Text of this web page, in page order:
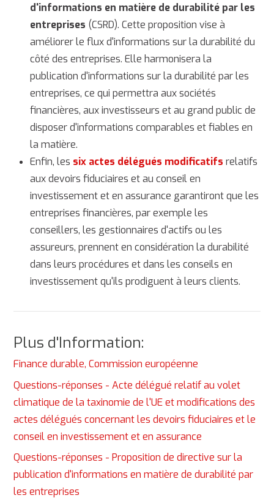
d'informations en matière de durabilité par les
entreprises (CSRD). Cette proposition vise à
améliorer le flux d'informations sur la durabilité du
côté des entreprises. Elle harmonisera la
publication d'informations sur la durabilité par les
entreprises, ce qui permettra aux sociétés
financières, aux investisseurs et au grand public de
disposer d'informations comparables et fiables en
la matière.
Enfin, les six actes délégués modificatifs relatifs
aux devoirs fiduciaires et au conseil en
investissement et en assurance garantiront que les
entreprises financières, par exemple les
conseillers, les gestionnaires d'actifs ou les
assureurs, prennent en considération la durabilité
dans leurs procédures et dans les conseils en
investissement qu'ils prodiguent à leurs clients.
Plus d'Information:
Finance durable, Commission européenne
Questions-réponses - Acte délégué relatif au volet
climatique de la taxinomie de l'UE et modifications des
actes délégués concernant les devoirs fiduciaires et le
conseil en investissement et en assurance
Questions-réponses - Proposition de directive sur la
publication d'informations en matière de durabilité par
les entreprises